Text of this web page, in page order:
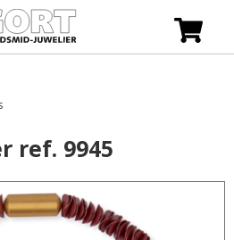
ref. 9945